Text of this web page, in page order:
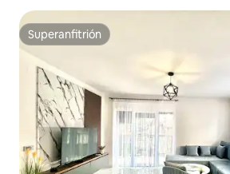
Superanfitrión
Superanfitrión